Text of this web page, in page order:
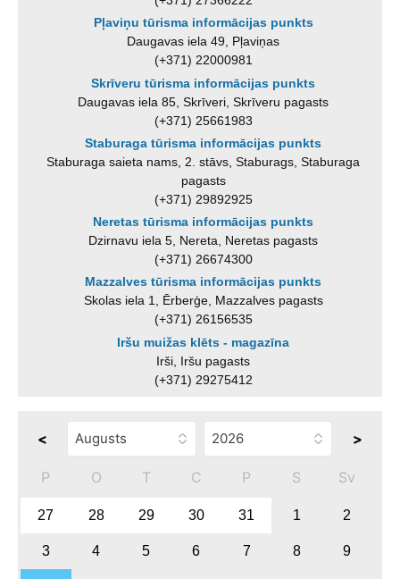
Pļaviņu tūrisma informācijas punkts
Daugavas iela 49, Pļaviņas
(+371) 22000981
Skrīveru tūrisma informācijas punkts
Daugavas iela 85, Skrīveri, Skrīveru pagasts
(+371) 25661983
Staburaga tūrisma informācijas punkts
Staburaga saieta nams, 2. stāvs, Staburags, Staburaga
pagasts
(+371) 29892925
Neretas tūrisma informācijas punkts
Dzirnavu iela 5, Nereta, Neretas pagasts
(+371) 26674300
Mazzalves tūrisma informācijas punkts
Skolas iela 1, Ērberģe, Mazzalves pagasts
(+371) 26156535
Iršu muižas klēts - magazīna
Irši, Iršu pagasts
(+371) 29275412
< >
P O T C P S Sv
27 28 29 30 31 1 2
3 4 5 6 7 8 9